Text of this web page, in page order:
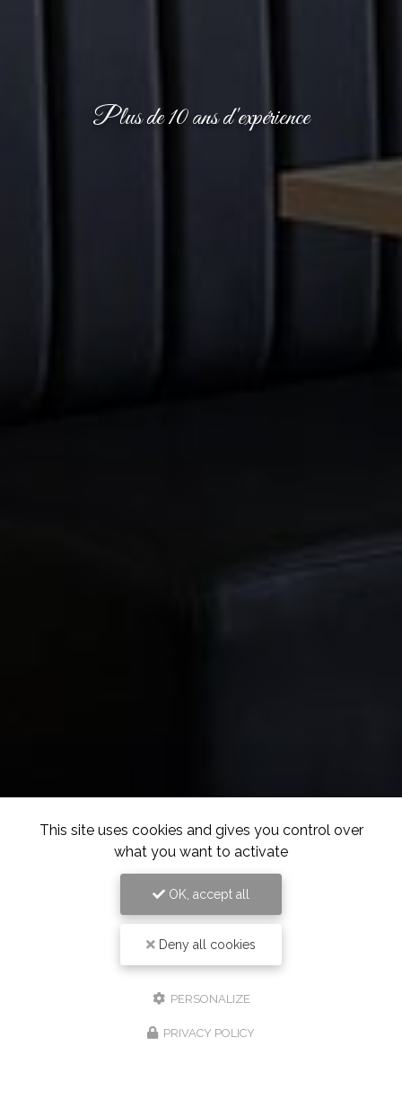
Plus de 10 ans d'expérience
This site uses cookies and gives you control over
what you want to activate
OK, accept all
Deny all cookies
PERSONALIZE
PRIVACY POLICY